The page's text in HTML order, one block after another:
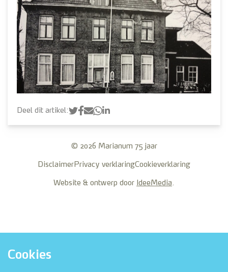
Deel dit artikel:
© 2026 Marianum 75 jaar
DisclaimerPrivacy verklaringCookieverklaring
Website & ontwerp door IdeeMedia.
Cookies